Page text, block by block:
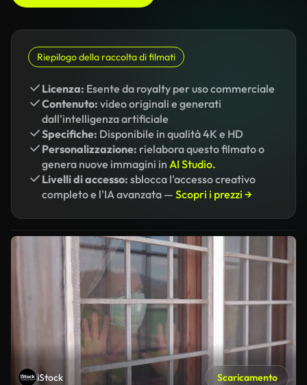
Riepilogo della raccolta di filmati
Licenza: Esente da royalty per uso commerciale
Contenuto: video originali e generati
dall'intelligenza artificiale
Specifiche: Disponibile in qualità 4K e HD
Personalizzazione: rielabora questo filmato o
genera nuove immagini in AI Studio.
Livelli di accesso: sblocca l'accesso creativo
completo e l'IA avanzata — Scopri i prezzi →
iStock Scaricamento